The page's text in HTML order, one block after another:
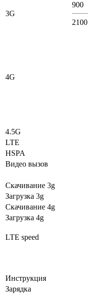
3G
900
2100
4G
4.5G
LTE
HSPA
Видео вызов
Скачивание 3g
Загрузка 3g
Скачивание 4g
Загрузка 4g
LTE speed
Инструкция
Зарядка